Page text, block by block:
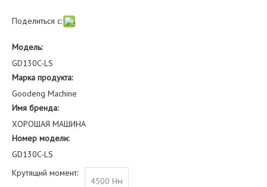
Поделиться с:
Модель:
GD130C-LS
Марка продукта:
Goodeng Machine
Имя бренда:
ХОРОШАЯ МАШИНА
Номер модели:
GD130C-LS
Крутящий момент:
4500 Нм